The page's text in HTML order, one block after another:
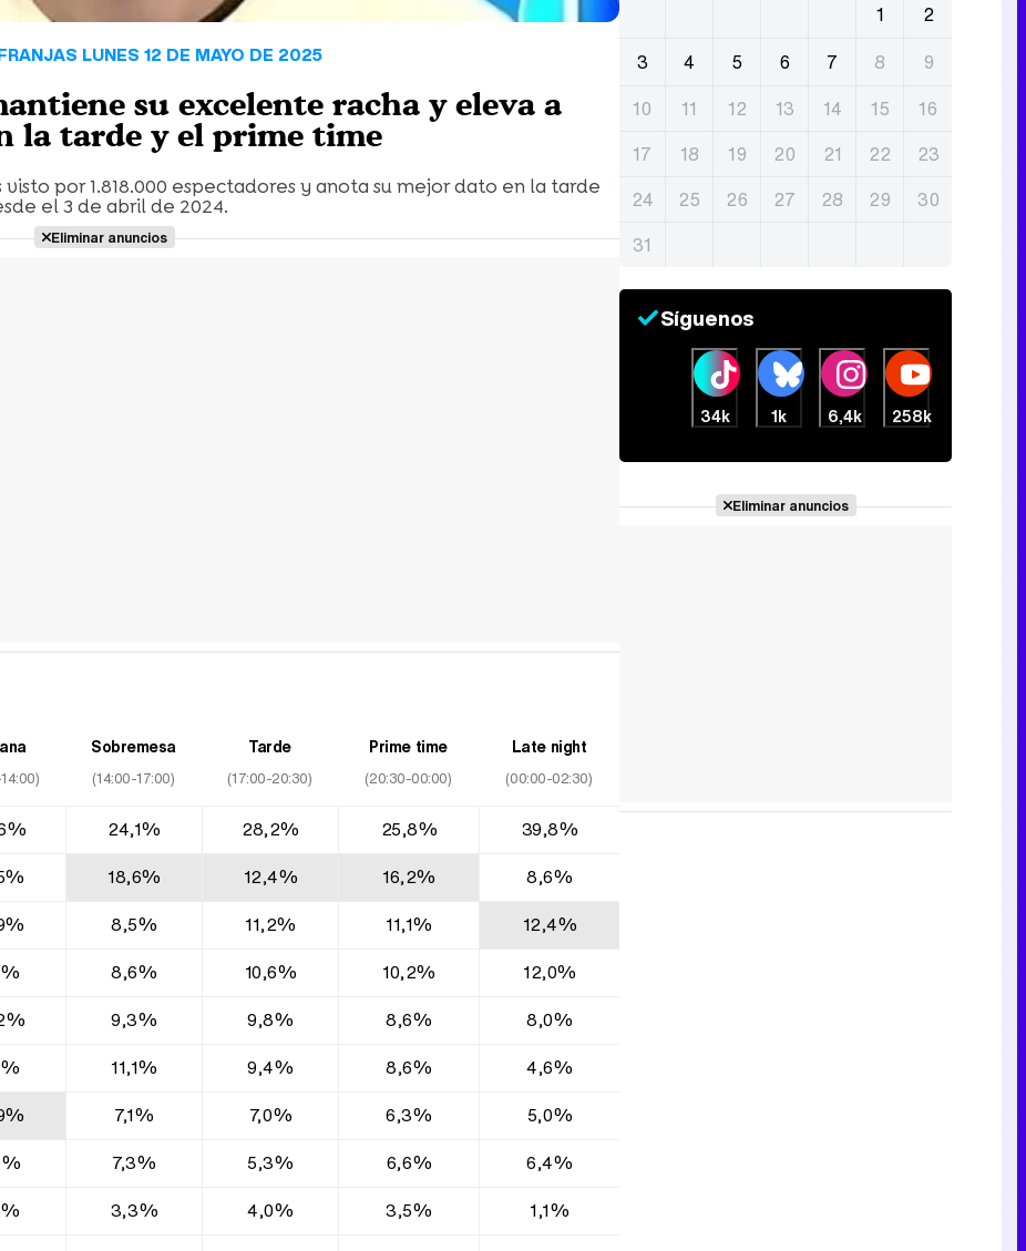
LUNES 12 DE MAYO DE 2025
su excelente racha y eleva a
la tarde y el prime time
por 1.818.000 espectadores y anota su mejor dato en la tarde
el 3 de abril de 2024.
Eliminar anuncios
Sobremesa
(14:00-17:00)
Tarde
(17:00-20:30)
Prime time
(20:30-00:00)
Late night
(00:00-02:30)
24,1% 28,2% 25,8%
39,8%
18,6% 12,4% 16,2%
8,6%
8,5% 11,2% 11,1%
12,4%
8,6% 10,6% 10,2%
12,0%
9,3% 9,8% 8,6%
8,0%
11,1% 9,4% 8,6%
4,6%
7,1% 7,0% 6,3%
5,0%
7,3% 5,3% 6,6%
6,4%
3,3% 4,0% 3,5%
1,1%
1
2
3
4 5 6 7 8
9
10
11 12 13 14 15
16
17
18 19 20 21 22
23
24
25 26 27 28 29
30
31
Síguenos
34k 1k 6,4k 258k
Eliminar anuncios